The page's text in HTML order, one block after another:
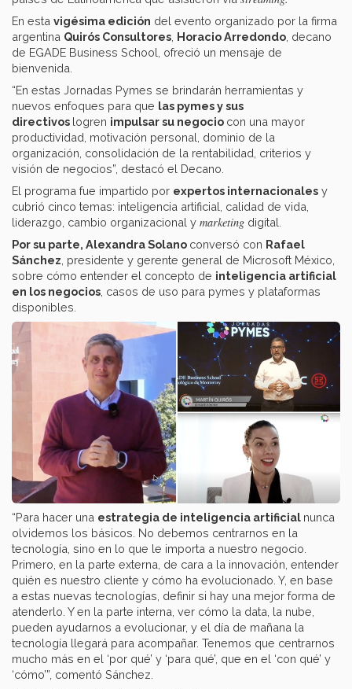
En esta vigésima edición del evento organizado por la firma
argentina Quirós Consultores Horacio Arredondo , decano
de EGADE Business School, ofreció un mensaje de
bienvenida.
“En estas Jornadas Pymes se brindarán herramientas y
nuevos enfoques para que las pymes y sus
directivos logren impulsar su negocio con una mayor
productividad, motivación personal, dominio de la
organización, consolidación de la rentabilidad, criterios y
visión de negocios”, destacó el Decano.
El programa fue impartido por expertos internacionales y
cubrió cinco temas: inteligencia artificial, calidad de vida,
liderazgo, cambio organizacional y marketing digital.
Por su parte, Alexandra Solano conversó con Rafael
Sánchez , presidente y gerente general de Microsoft México,
sobre cómo entender el concepto de inteligencia artificial
en los negocios , casos de uso para pymes y plataformas
disponibles.
“Para hacer una estrategia de inteligencia artificial nunca
olvidemos los básicos. No debemos centrarnos en la
tecnología, sino en lo que le importa a nuestro negocio.
Primero, en la parte externa, de cara a la innovación, entender
quién es nuestro cliente y cómo ha evolucionado. Y, en base
a estas nuevas tecnologías, definir si hay una mejor forma de
atenderlo. Y en la parte interna, ver cómo la data, la nube,
pueden ayudarnos a evolucionar, y el día de mañana la
tecnología llegará para acompañar. Tenemos que centrarnos
mucho más en el ‘por qué’ y ‘para qué’, que en el ‘con qué’ y
‘cómo’”, comentó Sánchez.